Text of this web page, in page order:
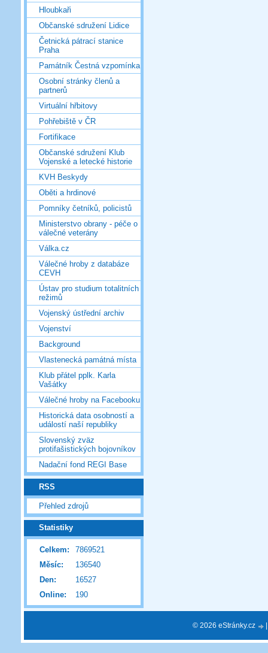
Hloubkaři
Občanské sdružení Lidice
Četnická pátrací stanice
Praha
Památník Čestná vzpomínka
Osobní stránky členů a
partnerů
Virtuální hřbitovy
Pohřebiště v ČR
Fortifikace
Občanské sdružení Klub
Vojenské a letecké historie
KVH Beskydy
Oběti a hrdinové
Pomníky četníků, policistů
Ministerstvo obrany - péče o
válečné veterány
Válka.cz
Válečné hroby z databáze
CEVH
Ústav pro studium totalitních
režimů
Vojenský ústřední archiv
Vojenství
Background
Vlastenecká památná místa
Klub přátel pplk. Karla
Vašátky
Válečné hroby na Facebooku
Historická data osobností a
událostí naší republiky
Slovenský zväz
protifašistických bojovníkov
Nadační fond REGI Base
RSS
Přehled zdrojů
Statistiky
Online: 190
Celkem:
7869521
Měsíc:
136540
Den:
16527
© 2026 eStránky.cz